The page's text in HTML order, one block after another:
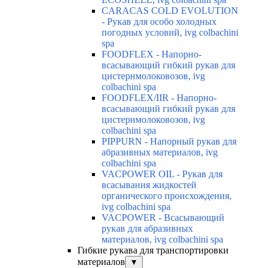
CARACAS COLD EVOLUTION
- Рукав для особо холодных
погодных условий, ivg colbachini
spa
FOODFLEX - Напорно-
всасывающий гибкий рукав для
цистернмолоковозов, ivg
colbachini spa
FOODFLEX/IIR - Напорно-
всасывающий гибкий рукав для
цистернмолоковозов, ivg
colbachini spa
PIPPURN - Напорный рукав для
абразивных материалов, ivg
colbachini spa
VACPOWER OIL - Рукав для
всасывания жидкостей
органического происхождения,
ivg colbachini spa
VACPOWER - Всасывающий
рукав для абразивных
материалов, ivg colbachini spa
Гибкие рукава для транспортировки
материалов
▼